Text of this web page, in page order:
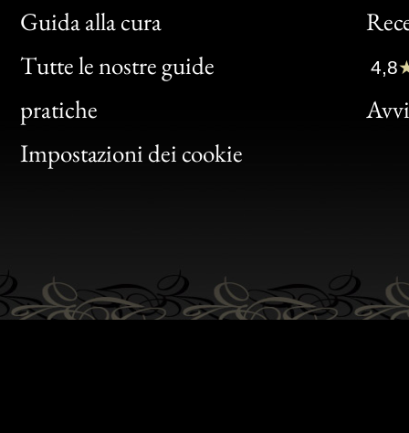
Guida alla cura
Tutte le nostre guide
pratiche
Impostazioni dei cookie
Bon
Clic
Bon
4,8